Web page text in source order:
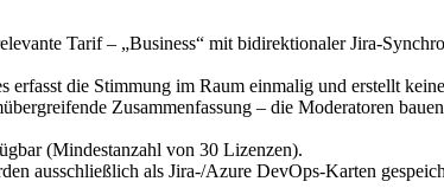
Tarif – „Business“ mit bidirektionaler Jira-
erfasst die Stimmung im Raum einmalig und erstellt
Zusammenfassung – die Moderatoren
(Mindestanzahl von 30 Lizenzen).
ausschließlich als Jira-/Azure DevOps-Karten